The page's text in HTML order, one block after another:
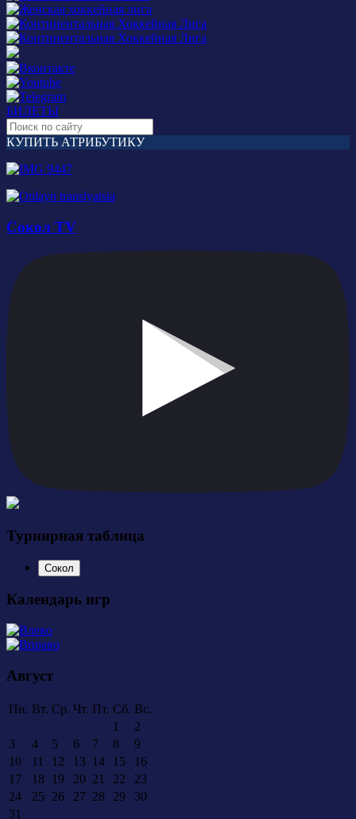
БИЛЕТЫ
КУПИТЬ АТРИБУТИКУ
Сокол TV
Турнирная таблица
Сокол
Календарь игр
Август
Пн. Вт. Ср. Чт. Пт. Сб. Вс.
1
2
3
4 5 6 7 8
9
10
11 12 13 14 15
16
17
18 19 20 21 22
23
24
25 26 27 28 29
30
31